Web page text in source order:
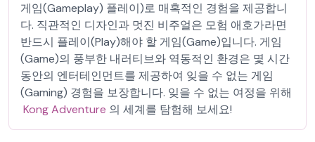
게임(Gameplay) 플레이)로 매혹적인 경험을 제공합니
다. 직관적인 디자인과 멋진 비주얼은 모험 애호가라면
반드시 플레이(Play)해야 할 게임(Game)입니다. 게임
(Game)의 풍부한 내러티브와 역동적인 환경은 몇 시간
동안의 엔터테인먼트를 제공하여 잊을 수 없는 게임
(Gaming) 경험을 보장합니다. 잊을 수 없는 여정을 위해
Kong Adventure 의 세계를 탐험해 보세요!